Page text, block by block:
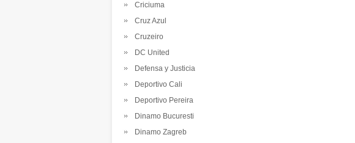
Criciuma
Cruz Azul
Cruzeiro
DC United
Defensa y Justicia
Deportivo Cali
Deportivo Pereira
Dinamo Bucuresti
Dinamo Zagreb